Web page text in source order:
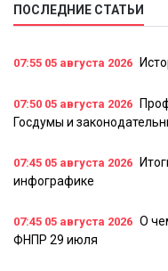
ПОСЛЕДНИЕ СТАТЬИ
07:55 05 августа 2026
07:50 05 августа 2026
Госдумы и
07:45 05 августа 2026
инфографике
07:45 05 августа 2026 О
ФНПР 29 июля